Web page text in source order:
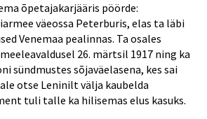
õpetajakarjääris pöörde:
väeossa Peterburis, elas ta läbi
Venemaa pealinnas. Ta osales
26. märtsil 1917 ning ka
sündmustes sõjaväelasena, kes sai
otse Leninilt välja kaubelda
tuli talle ka hilisemas elus kasuks.